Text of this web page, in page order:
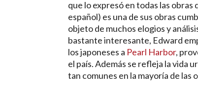
que lo expresó en todas las obras
español) es una de sus obras
objeto de muchos elogios y
bastante interesante, Edward
los japoneses a Pearl Harbor,
el país. Además se refleja la vida
tan comunes en la mayoría de las